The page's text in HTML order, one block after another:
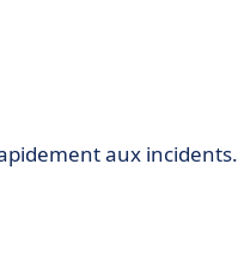
aux incidents.